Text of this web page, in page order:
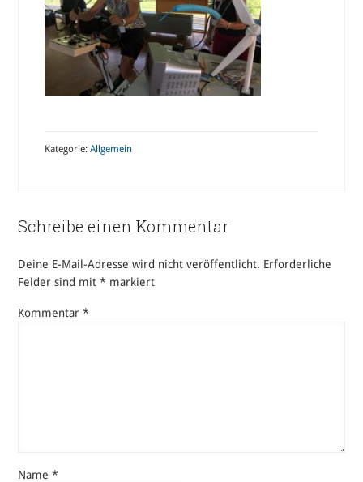
Kategorie:Allgemein
Schreibe einen Kommentar
Deine E-Mail-Adresse wird nicht veröffentlicht. Erforderliche
Felder sind mit* markiert
Kommentar*
Name*